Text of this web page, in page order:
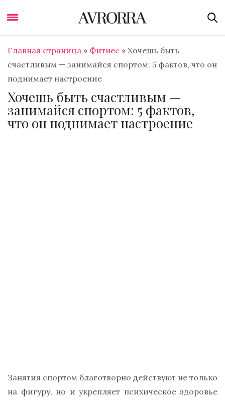
Главная страница » Фитнес » Хочешь быть
счастливым — занимайся спортом: 5 фактов, что он
поднимает настроение
Хочешь быть счастливым —
занимайся спортом: 5 фактов,
что он поднимает настроение
Занятия спортом благотворно действуют не только
на фигуру, но и укрепляет психическое здоровье